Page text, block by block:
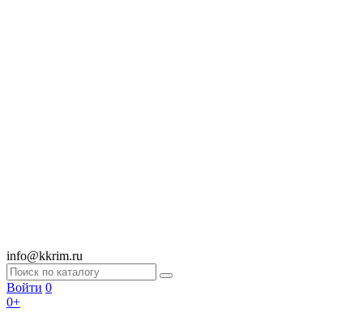
info@kkrim.ru
Войти 0
0+